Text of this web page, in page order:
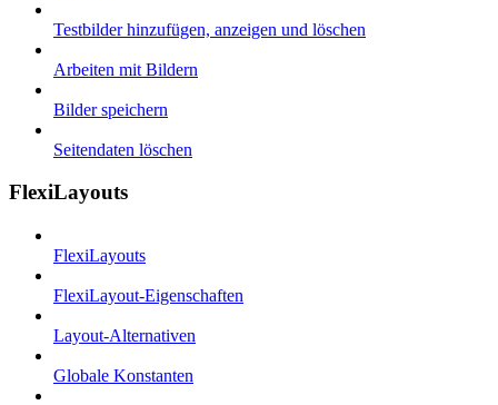
Testbilder hinzufügen, anzeigen und löschen
Arbeiten mit Bildern
Bilder speichern
Seitendaten löschen
FlexiLayouts
FlexiLayouts
FlexiLayout-Eigenschaften
Layout-Alternativen
Globale Konstanten